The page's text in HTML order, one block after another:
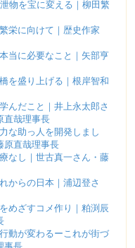
物を宝に変える｜柳田繁
栄に向けて｜歴史作家
当に必要なこと｜矢部亨
を盛り上げる｜根岸智和
んだこと｜井上永太郎さ
直哉理事長
な助っ人を開発しまし
原直哉理事長
なし｜世古真一さん・藤
からの日本｜浦辺登さ
めざすコメ作り｜粕渕辰
動が変わるーこれが街づ